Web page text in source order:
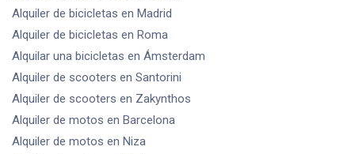
Alquiler de bicicletas en Madrid
Alquiler de bicicletas en Roma
Alquilar una bicicletas en Ámsterdam
Alquiler de scooters en Santorini
Alquiler de scooters en Zakynthos
Alquiler de motos en Barcelona
Alquiler de motos en Niza